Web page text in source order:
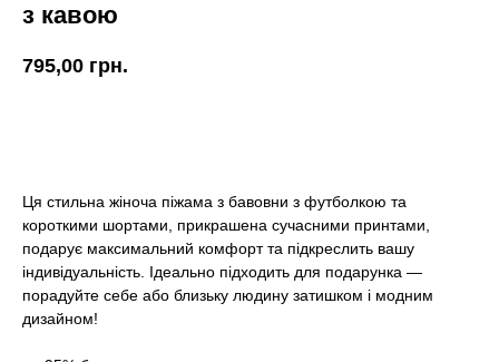
з кавою
795,00 грн.
Ця стильна жіноча піжама з бавовни з футболкою та
короткими шортами, прикрашена сучасними принтами,
подарує максимальний комфорт та підкреслить вашу
індивідуальність. Ідеально підходить для подарунка —
порадуйте себе або близьку людину затишком і модним
дизайном!